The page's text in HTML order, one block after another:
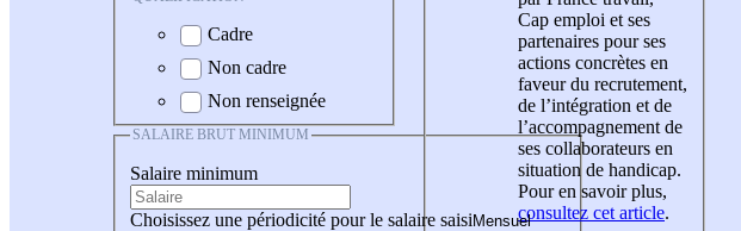
Cadre
Non cadre
Non renseignée
SALAIRE BRUT MINIMUM
Salaire minimum
Choisissez une périodicité pour le salaire saisi
Cap emploi et ses
partenaires pour ses
actions concrètes en
faveur du recrutement,
de l’intégration et de
l’accompagnement de
ses collaborateurs en
situation de handicap.
Pour en savoir plus,
consultez cet article.